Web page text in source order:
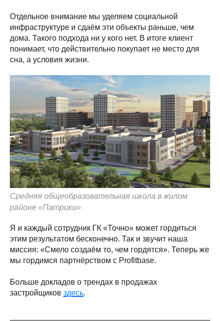
Отдельное внимание мы уделяем социальной
инфраструктуре и сдаём эти объекты раньше, чем
дома. Такого подхода ни у кого нет. В итоге клиент
понимает, что действительно покупает не место для
сна, а условия жизни.
Средняя общеобразовательная школа в жилом
районе «Патрики»
Я и каждый сотрудник ГК «Точно» может гордиться
этим результатом бесконечно. Так и звучит наша
миссия: «Смело создаём то, чем гордятся». Теперь же
мы гордимся партнёрством с Profitbase.
Больше докладов о трендах в продажах
застройщиков здесь.